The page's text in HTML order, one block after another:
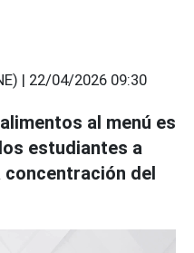
| 22/04/2026 09:30
al menú es
estudiantes a
concentración del